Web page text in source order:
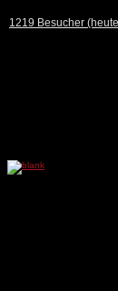
1219 Besucher